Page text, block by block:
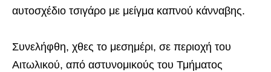
αυτοσχέδιο τσιγάρο με μείγμα καπνού κάνναβης.
Συνελήφθη, χθες το μεσημέρι, σε περιοχή του
Αιτωλικού, από αστυνομικούς του Τμήματος